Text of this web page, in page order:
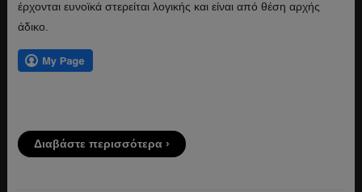
έρχονται ευνοϊκά στερείται λογικής και είναι από θέση αρχής
άδικο.
Διαβάστε περισσότερα ›